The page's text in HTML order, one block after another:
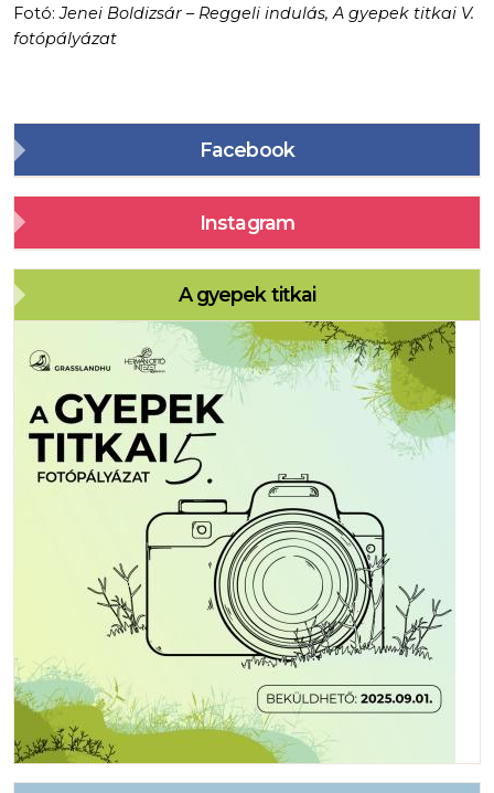
Fotó: Jenei Boldizsár – Reggeli indulás, A gyepek titkai V.
fotópályázat
Facebook
Instagram
A gyepek titkai